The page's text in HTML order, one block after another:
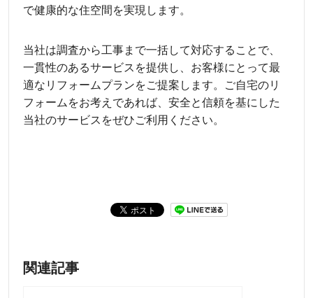
で健康的な住空間を実現します。
当社は調査から工事まで一括して対応することで、
一貫性のあるサービスを提供し、お客様にとって最
適なリフォームプランをご提案します。ご自宅のリ
フォームをお考えであれば、安全と信頼を基にした
当社のサービスをぜひご利用ください。
関連記事